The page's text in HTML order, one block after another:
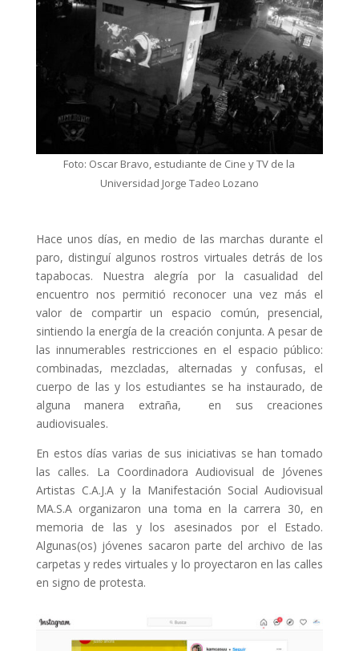
Foto: Oscar Bravo, estudiante de Cine y TV de la
Universidad Jorge Tadeo Lozano
Hace unos días, en medio de las marchas durante el
paro, distinguí algunos rostros virtuales detrás de los
tapabocas. Nuestra alegría por la casualidad del
encuentro nos permitió reconocer una vez más el
valor de compartir un espacio común, presencial,
sintiendo la energía de la creación conjunta. A pesar de
las innumerables restricciones en el espacio público:
combinadas, mezcladas, alternadas y confusas, el
cuerpo de las y los estudiantes se ha instaurado, de
alguna manera extraña, en sus creaciones
audiovisuales.
En estos días varias de sus iniciativas se han tomado
las calles. La Coordinadora Audiovisual de Jóvenes
Artistas C.A.J.A y la Manifestación Social Audiovisual
MA.S.A organizaron una toma en la carrera 30, en
memoria de las y los asesinados por el Estado.
Algunas(os) jóvenes sacaron parte del archivo de las
carpetas y redes virtuales y lo proyectaron en las calles
en signo de protesta.